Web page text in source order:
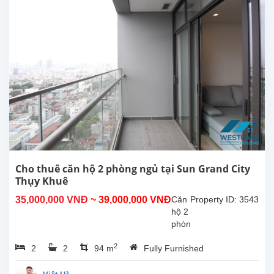
City,
Thụy
Khuê,
hộ
tích
140m2
với 3
ngủ,
tắm,
bếp
khép
2...
Cho thuê căn hộ 2 phòng ngủ tại Sun Grand City
Thụy Khuê
35,000,000 VNĐ ~ 39,000,000 VNĐ Property ID: 3543
Căn
hộ 2
phòng
cho
thuê
2 2 94 m2 Fully Furnished